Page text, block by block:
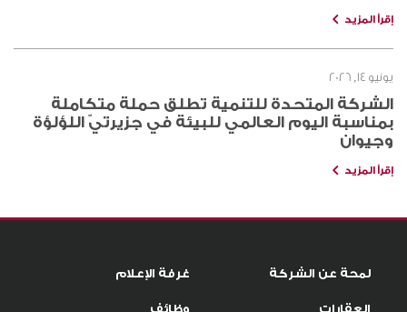
إقرأ المزيد
يونيو 14, 2026
الشركة المتحدة للتنمية تطلق حملة متكاملة
بمناسبة اليوم العالمي للبيئة في جزيرتيّ اللؤلؤة
وجيوان
إقرأ المزيد
لمحة عن الشركة
العقارات
غرفة الإعلام
وظائف